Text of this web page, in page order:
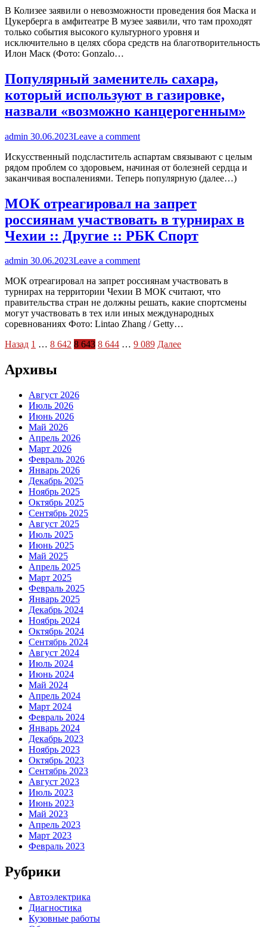
В Колизее заявили о невозможности проведения боя Маска и
Цукерберга в амфитеатре В музее заявили, что там проходят
только события высокого культурного уровня и
исключительно в целях сбора средств на благотворительность
Илон Маск (Фото: Gonzalo…
Популярный заменитель сахара,
который используют в газировке,
назвали «возможно канцерогенным»
admin 30.06.2023Leave a comment
Искусственный подсластитель аспартам связывают с целым
рядом проблем со здоровьем, начиная от болезней сердца и
заканчивая воспалениями. Теперь популярную (далее…)
МОК отреагировал на запрет
россиянам участвовать в турнирах в
Чехии :: Другие :: РБК Спорт
admin 30.06.2023Leave a comment
МОК отреагировал на запрет россиянам участвовать в
турнирах на территории Чехии В МОК считают, что
правительства стран не должны решать, какие спортсмены
могут участвовать в тех или иных международных
соревнованиях Фото: Lintao Zhang / Getty…
Пагинация
записей
Назад 1 … 8 642 8 643 8 644 … 9 089 Далее
Архивы
Август 2026
Июль 2026
Июнь 2026
Май 2026
Апрель 2026
Март 2026
Февраль 2026
Январь 2026
Декабрь 2025
Ноябрь 2025
Октябрь 2025
Сентябрь 2025
Август 2025
Июль 2025
Июнь 2025
Май 2025
Апрель 2025
Март 2025
Февраль 2025
Январь 2025
Декабрь 2024
Ноябрь 2024
Октябрь 2024
Сентябрь 2024
Август 2024
Июль 2024
Июнь 2024
Май 2024
Апрель 2024
Март 2024
Февраль 2024
Январь 2024
Декабрь 2023
Ноябрь 2023
Октябрь 2023
Сентябрь 2023
Август 2023
Июль 2023
Июнь 2023
Май 2023
Апрель 2023
Март 2023
Февраль 2023
Рубрики
Автоэлектрика
Диагностика
Кузовные работы